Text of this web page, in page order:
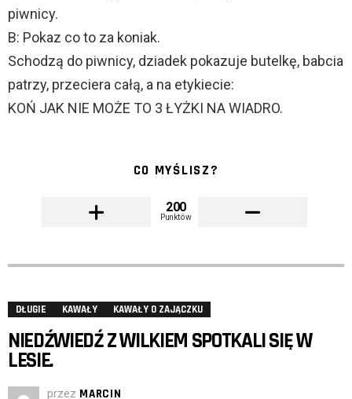
piwnicy.
B: Pokaz co to za koniak.
Schodzą do piwnicy, dziadek pokazuje butelkę, babcia
patrzy, przeciera całą, a na etykiecie:
KOŃ JAK NIE MOŻE TO 3 ŁYŻKI NA WIADRO.
CO MYŚLISZ?
200
Punktów
DŁUGIE KAWAŁY KAWAŁY O ZAJĄCZKU
NIEDŹWIEDŹ Z WILKIEM SPOTKALI SIĘ W
LESIE.
przez MARCIN